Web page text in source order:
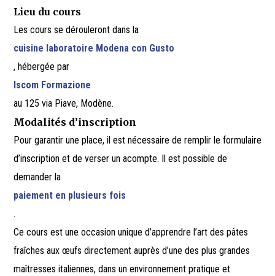
Lieu du cours
Les cours se dérouleront dans la
cuisine laboratoire Modena con Gusto
, hébergée par
Iscom Formazione
au 125 via Piave, Modène.
Modalités d’inscription
Pour garantir une place, il est nécessaire de remplir le formulaire
d’inscription et de verser un acompte. Il est possible de
demander la
paiement en plusieurs fois
.
Ce cours est une occasion unique d’apprendre l’art des pâtes
fraîches aux œufs directement auprès d’une des plus grandes
maîtresses italiennes, dans un environnement pratique et